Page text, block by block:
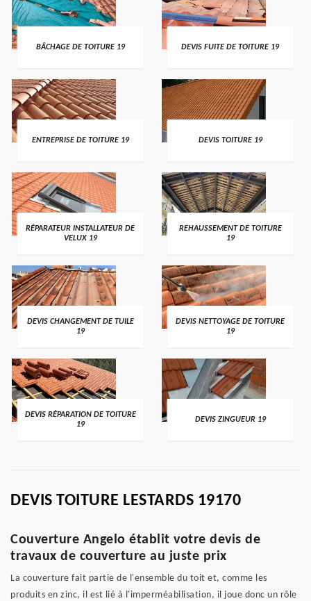
BÂCHAGE DE TOITURE 19 DEVIS FUITE DE TOITURE 19
ENTREPRISE DE TOITURE 19 DEVIS TOITURE 19
RÉPARATEUR INSTALLATEUR DE
VELUX 19
REHAUSSEMENT DE TOITURE
19
DEVIS CHANGEMENT DE TUILE
19
DEVIS NETTOYAGE DE TOITURE
19
DEVIS RÉPARATION DE TOITURE
19
DEVIS ZINGUEUR 19
DEVIS TOITURE LESTARDS 19170
Couverture Angelo établit votre devis de
travaux de couverture au juste prix
La couverture fait partie de l'ensemble du toit et, comme les
produits en zinc, il est lié à l'imperméabilisation, il joue donc un rôle